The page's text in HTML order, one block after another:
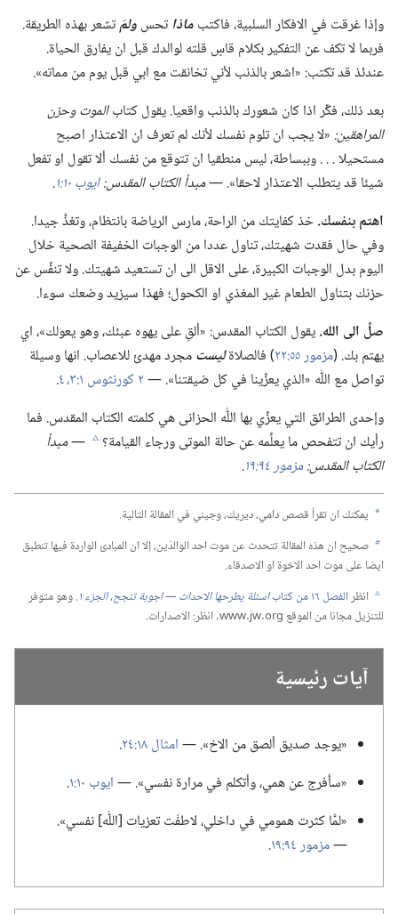
وإذا غرقت في الافكار السلبية،‏ فاكتبماذاتحسولمَتشعر بهذه الطريقة.‏
فربما لا تكف عن التفكير بكلام قاسٍ قلته لوالدك قبل ان يفارق الحياة.‏
عندئذ قد تكتب:‏ «اشعر بالذنب لأني تخانقت مع ابي قبل يوم من مماته».‏
بعد ذلك،‏ فكِّر اذا كان شعورك بالذنب واقعيا.‏ يقول كتابالموت وحزن
المراهقين:‏ «لا يجب ان تلوم نفسك لأنك لم تعرف ان الاعتذار اصبح
مستحيلا .‏ .‏ .‏ وببساطة،‏ ليس منطقيا ان تتوقع من نفسك ألا تقول او تفعل
شيئا قد يتطلب الاعتذار لاحقا».‏ —‏مبدأ الكتاب المقدس:‏ايوب ١٠:‏١
‏.‏
اهتم بنفسك.‏خذ كفايتك من الراحة،‏ مارس الرياضة بانتظام،‏ وتغذَّ جيدا.‏
وفي حال فقدت شهيتك،‏ تناول عددا من الوجبات الخفيفة الصحية خلال
اليوم بدل الوجبات الكبيرة،‏ على الاقل الى ان تستعيد شهيتك.‏ ولا تنفِّس عن
حزنك بتناول الطعام غير المغذي او الكحول؛‏ فهذا سيزيد وضعك سوءا.‏
صلِّ الى الله.‏يقول الكتاب المقدس:‏ «ألقِ على يهوه عبئك،‏ وهو يعولك»،‏ اي
يهتم بك.‏ (‏مزمور ٥٥:‏٢٢ ‏)‏ فالصلاةليستمجرد مهدئ للاعصاب.‏ انها وسيلة
تواصل مع اللّٰه «الذي يعزِّينا في كل ضيقتنا».‏ —‏٢ كورنثوس ١:‏٣،‏ ٤
‏.‏
وإحدى الطرائق التي يعزِّي بها اللّٰه الحزانى هي كلمته الكتاب المقدس.‏ فما
رأيك ان تتفحص ما يعلِّمه عن حالة الموتى ورجاء القيامة؟‏ c
—‏مبدأ
الكتاب المقدس:‏مزمور ٩٤:‏١٩ ‏.‏
a يمكنك ان تقرأ قصص دامي،‏ ديريك،‏ وجيني في المقالة التالية.‏
b صحيح ان هذه المقالة تتحدث عن موت احد الوالدَين،‏ إلا ان المبادئ الواردة فيها تنطبق
ايضا على موت احد الاخوة او الاصدقاء.‏
c انظرالفصل ١٦ من كتاب اسئلة يطرحها الاحداث —‏ اجوبة تنجح،‏ الجزء ١ ‏.‏وهو متوفر
للتنزيل مجانا من الموقع www.‎jw.‎org.‏ انظر:‏ الاصدارات.‏
آيات رئيسية
‏«يوجد صديق ألصق من الاخ».‏ —‏امثال ١٨:‏٢٤
‏.‏
‏«سأفرج عن همي،‏ وأتكلم في مرارة نفسي».‏ —‏ايوب ١٠:‏١
‏.‏
‏«لمَّا كثرت همومي في داخلي،‏ لاطفَت تعزيات [اللّٰه] نفسي».‏
—‏مزمور ٩٤:‏١٩ ‏.‏